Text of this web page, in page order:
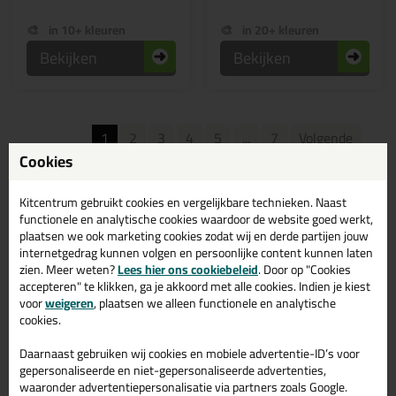
Bekijken Bekijken
1 2 3 4 5 ... 7 Volgende
Siliconenkit kopen? Morgen
geleverd | Kitcentrum
Ben je nog niet bekend met siliconenkit, wat het is en waarvoor je het
gebruikt? Dat leggen we je graag uit. Lees verder om meer te leren
over:
Wat siliconenkit is
Waar je siliconenkit voor gebruikt
Soorten siliconenkit
Het verwerken van siliconenkit
Cookies
Kitcentrum gebruikt cookies en vergelijkbare technieken. Naast
functionele en analytische cookies waardoor de website goed werkt,
plaatsen we ook marketing cookies zodat wij en derde partijen jouw
internetgedrag kunnen volgen en persoonlijke content kunnen laten
zien. Meer weten?Lees hier ons cookiebeleid. Door op "Cookies
accepteren" te klikken, ga je akkoord met alle cookies. Indien je kiest
voorweigeren, plaatsen we alleen functionele en analytische
cookies.
Daarnaast gebruiken wij cookies en mobiele advertentie-ID’s voor
gepersonaliseerde en niet-gepersonaliseerde advertenties,
waaronder advertentiepersonalisatie via partners zoals Google.